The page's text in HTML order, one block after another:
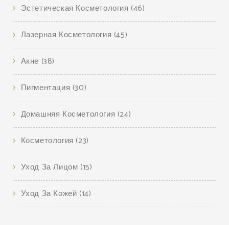
Эстетическая Косметология (46)
Лазерная Косметология (45)
Акне (38)
Пигментация (30)
Домашняя Косметология (24)
Косметология (23)
Уход За Лицом (15)
Уход За Кожей (14)